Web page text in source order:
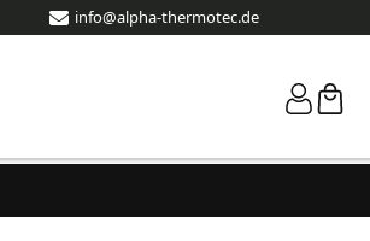
info@alpha-thermotec.de